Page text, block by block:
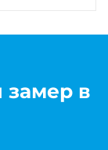
замер в